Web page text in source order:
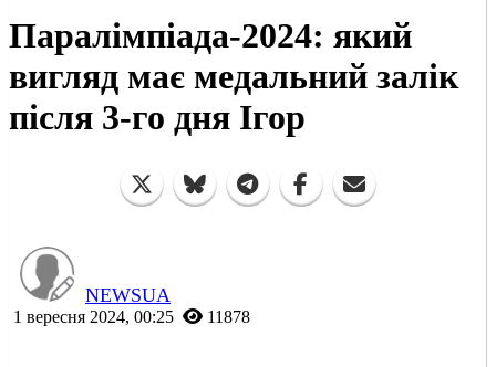
Паралімпіада-2024: який
вигляд має медальний залік
після 3-го дня Ігор
NEWSUA
1 вересня 2024, 00:25 11878